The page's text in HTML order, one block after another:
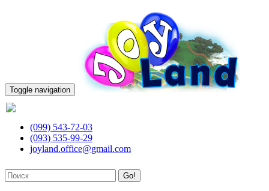
Toggle navigation
(099) 543-72-03
(093) 535-99-29
joyland.office@gmail.com
Go!